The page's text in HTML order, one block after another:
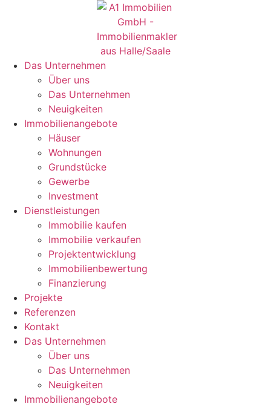
Das Unternehmen
Über uns
Das Unternehmen
Neuigkeiten
Immobilienangebote
Häuser
Wohnungen
Grundstücke
Gewerbe
Investment
Dienstleistungen
Immobilie kaufen
Immobilie verkaufen
Projektentwicklung
Immobilienbewertung
Finanzierung
Projekte
Referenzen
Kontakt
Das Unternehmen
Über uns
Das Unternehmen
Neuigkeiten
Immobilienangebote